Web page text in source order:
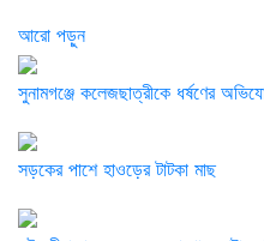
আরো পড়ুন
সুনামগঞ্জে কলেজছাত্রীকে ধর্ষণের
সড়কের পাশে হাওড়ের টাটকা মাছ